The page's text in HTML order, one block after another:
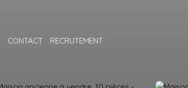
CONTACT RECRUTEMENT